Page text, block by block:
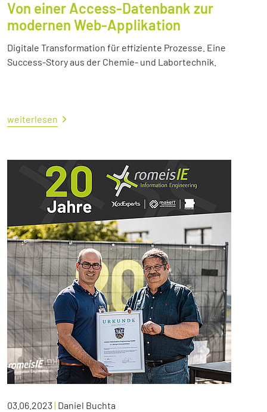
Von einer Access-Datenbank zur
modernen Web-Applikation
Digitale Transformation für effiziente Prozesse. Eine
Success-Story aus der Chemie- und Labortechnik.
weiterlesen
03.06.2023| Daniel Buchta